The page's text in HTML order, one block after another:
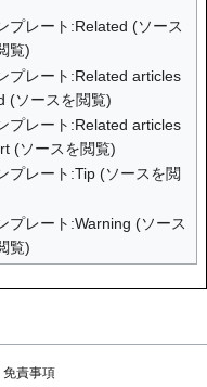
プレート:Related (ソース
覧)
プレート:Related articles
(ソースを閲覧)
プレート:Related articles
(ソースを閲覧)
プレート:Tip(ソースを閲
プレート:Warning (ソース
覧)
免責事項